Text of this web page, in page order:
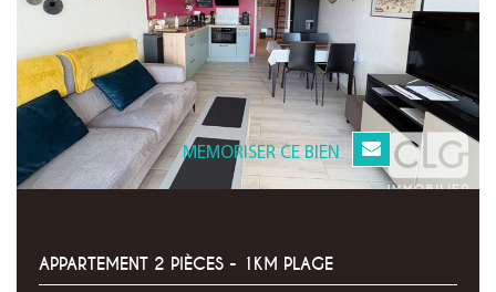
MEMORISER CE BIEN
APPARTEMENT 2 PIÈCES - 1KM PLAGE